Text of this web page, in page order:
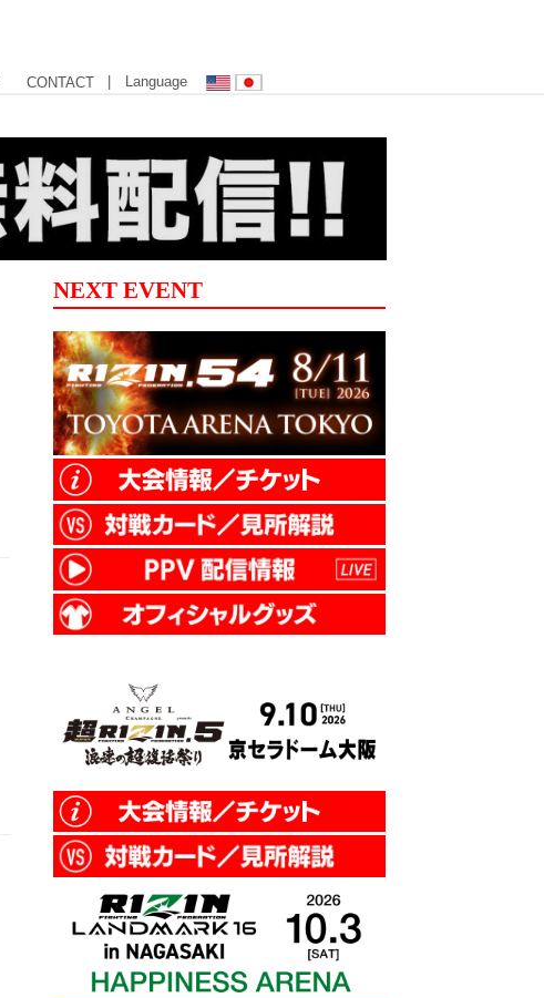
CONTACT | Language
NEXT EVENT